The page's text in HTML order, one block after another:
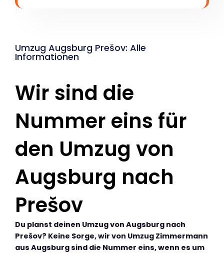
Umzug Augsburg Prešov: Alle
Informationen
Wir sind die
Nummer eins für
den Umzug von
Augsburg nach
Prešov
Du planst deinen Umzug von Augsburg nach
Prešov? Keine Sorge, wir von Umzug Zimmermann
aus Augsburg sind die Nummer eins, wenn es um